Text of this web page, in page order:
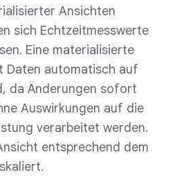
Ansichten
sich Echtzeitmesswerte
Eine materialisierte
Daten automatisch auf
da Änderungen sofort
Auswirkungen auf die
verarbeitet werden.
entsprechend dem